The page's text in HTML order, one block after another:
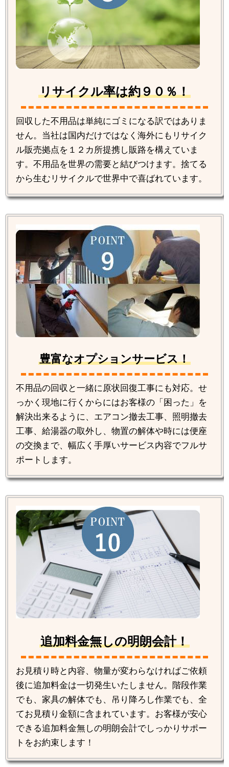
リサイクル率は約９０％！
回収した不用品は単純にゴミになる訳ではありま
せん。当社は国内だけではなく海外にもリサイク
ル販売拠点を１２カ所提携し販路を構えていま
す。不用品を世界の需要と結びつけます。捨てる
から生むリサイクルで世界中で喜ばれています。
豊富なオプションサービス！
不用品の回収と一緒に原状回復工事にも対応。せ
っかく現地に行くからにはお客様の「困った」を
解決出来るように、エアコン撤去工事、照明撤去
工事、給湯器の取外し、物置の解体や時には便座
の交換まで、幅広く手厚いサービス内容でフルサ
ポートします。
追加料金無しの明朗会計！
お見積り時と内容、物量が変わらなければご依頼
後に追加料金は一切発生いたしません。階段作業
でも、家具の解体でも、吊り降ろし作業でも、全
てお見積り金額に含まれています。お客様が安心
できる追加料金無しの明朗会計でしっかりサポー
トをお約束します！